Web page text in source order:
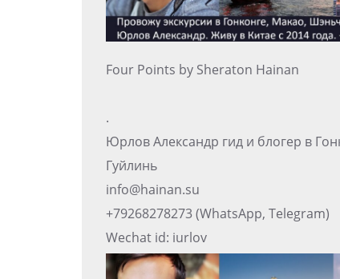
Four Points by Sheraton Hainan
.
Юрлов Александр гид и блогер в
Гуйлинь
info@hainan.su
+79268278273 (WhatsApp, Telegram)
Wechat id: iurlov